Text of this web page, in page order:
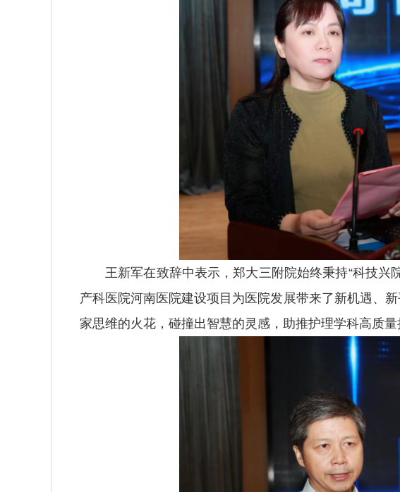
王新军在致辞中表示，郑大三附院始终秉持“科技
产科医院河南医院建设项目为医院发展带来了新机遇、
家思维的火花，碰撞出智慧的灵感，助推护理学科高质